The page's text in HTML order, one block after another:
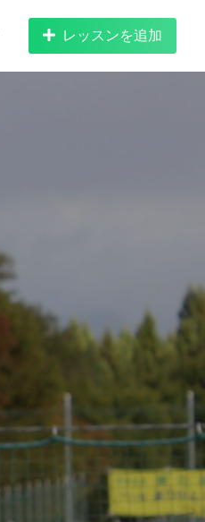
レッスンを追加